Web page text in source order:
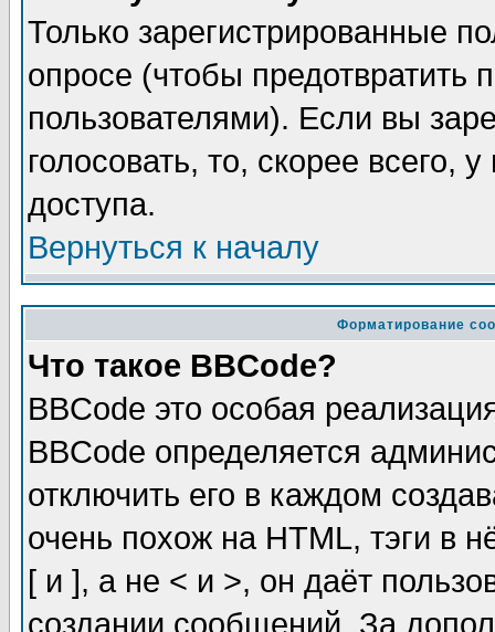
Только зарегистрированные
опросе (чтобы предотвратить
пользователями). Если вы
голосовать, то, скорее всего,
доступа.
Вернуться к началу
Форматирование
Что такое BBCode?
BBCode это особая
BBCode определяется
отключить его в каждом
очень похож на HTML, тэги в
[ и ], а не < и >, он даёт
создании сообщений. За